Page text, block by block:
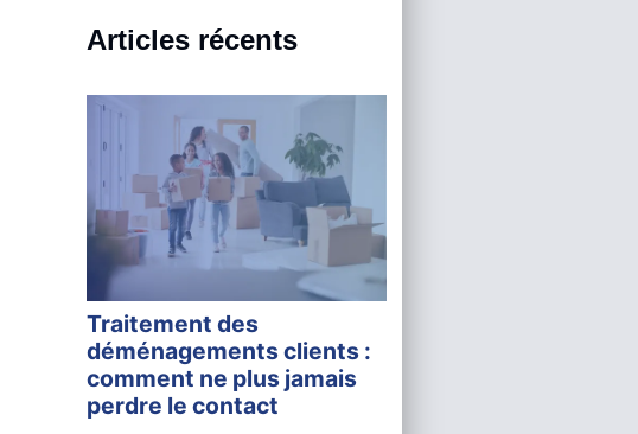
Articles récents
Traitement des
déménagements clients :
comment ne plus jamais
perdre le contact